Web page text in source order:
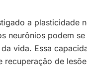
a plasticidade
neurônios podem
vida. Essa
recuperação de